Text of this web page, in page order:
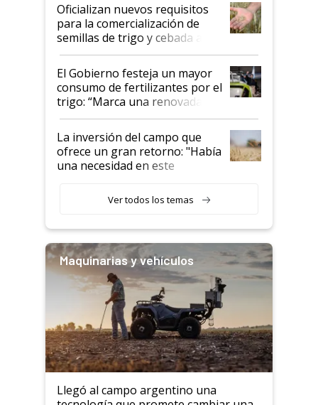
Oficializan nuevos requisitos
para la comercialización de
semillas de trigo y cebada a
granel
El Gobierno festeja un mayor
consumo de fertilizantes por el
trigo: “Marca una renovada
confianza de los productores”
La inversión del campo que
ofrece un gran retorno: "Había
una necesidad en este
Ver todos los temas
Maquinarias y vehículos
Llegó al campo argentino una